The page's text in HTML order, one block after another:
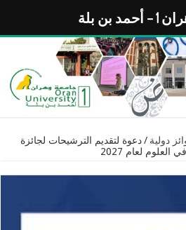
دولية / دعوة لتقديم الترشيحات لجائزة
لعام 2027
بن بلة